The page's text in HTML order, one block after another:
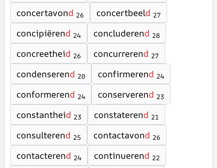
concertavond 26 concertbeeld 27
concipiërend 24 concluderend 28
concreetheid 26 concurrerend 27
condenserend 20 confirmerend 24
conformerend 24 conserverend 23
constantheid 23 constaterend 21
consulterend 25 contactavond 26
contacterend 24 continuerend 22